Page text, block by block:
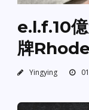
e.l.f.10
牌Rhode
Yingying